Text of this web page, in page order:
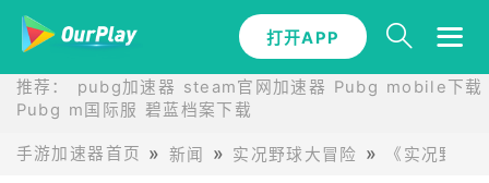
打开APP
推荐： pubg加速器 steam官网加速器 Pubg mobile下载
Pubg m国际服 碧蓝档案下载
手游加速器首页 新闻 实况野球大冒险 《实况野球